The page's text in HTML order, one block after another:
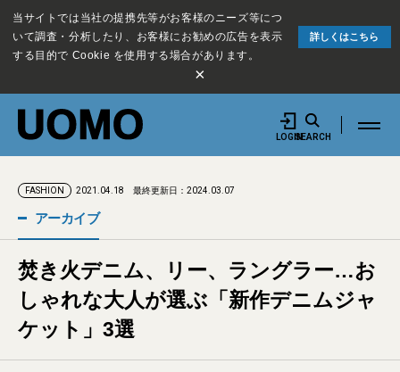
当サイトでは当社の提携先等がお客様のニーズ等につ
いて調査・分析したり、お客様にお勧めの広告を表示
する目的で Cookie を使用する場合があります。
詳しくはこちら
×
LOGINSEARCH
FASHION 2021.04.18 最終更新日：2024.03.07
アーカイブ
焚き火デニム、リー、ラングラー…お
しゃれな大人が選ぶ「新作デニムジャ
ケット」3選